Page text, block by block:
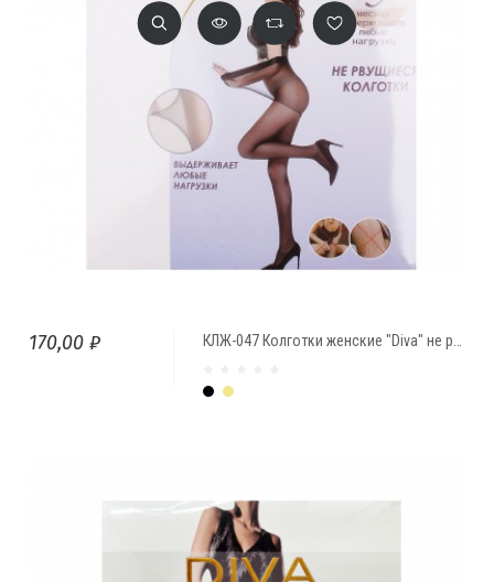
170,00 ₽
ЧёрныйБежевый